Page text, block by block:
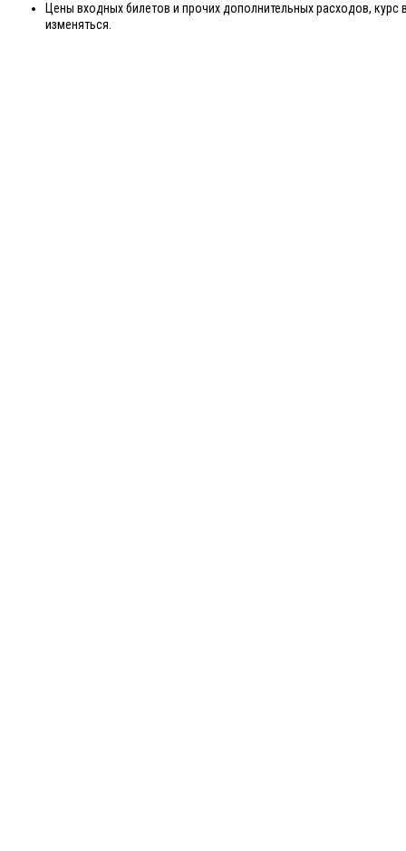
Цены входных билетов и прочих дополнительных расходов,
изменяться.